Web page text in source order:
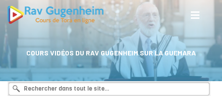
COURS VIDÉOS DU RAV GUGENHEIM SUR LA GUEMARA